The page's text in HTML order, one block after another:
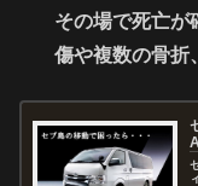
その場で死亡が
傷や複数の骨折